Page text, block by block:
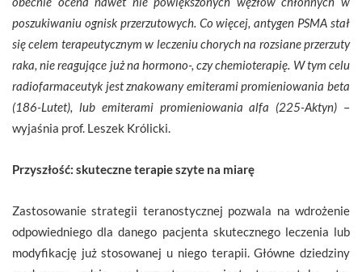
poszukiwaniu ognisk przerzutowych. Co więcej, antygen PSMA stał
się celem terapeutycznym w leczeniu chorych na rozsiane przerzuty
raka, nie reagujące już na hormono-, czy chemioterapię. W tym celu
radiofarmaceutyk jest znakowany emiterami promieniowania beta
(186-Lutet), lub emiterami promieniowania alfa (225-Aktyn) –
wyjaśnia prof. Leszek Królicki.
Przyszłość: skuteczne terapie szyte na miarę
Zastosowanie strategii teranostycznej pozwala na wdrożenie
odpowiedniego dla danego pacjenta skutecznego leczenia lub
modyfikację już stosowanej u niego terapii. Główne dziedziny